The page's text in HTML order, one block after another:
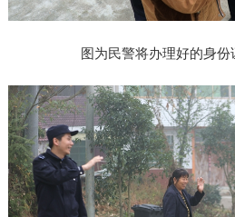
图为民警将办理好的身份